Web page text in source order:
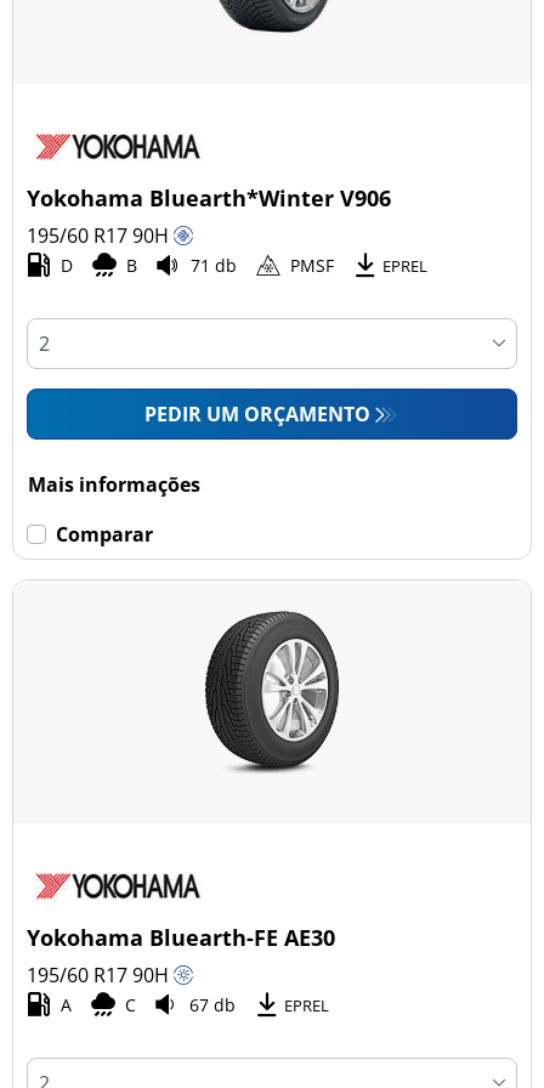
Yokohama Bluearth*Winter V906
195/60 R1790H
D B 71 db PMSF EPREL
PEDIR UM ORÇAMENTO
Mais informações
Comparar
Yokohama Bluearth-FE AE30
195/60 R1790H
A C 67 db EPREL